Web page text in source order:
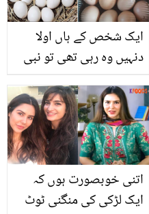
ایک شخص کے ہاں اولا
دنہیں وہ رہی تھی تو نبی
انڈے کھانے کا مشورہ دیا؟
اتنی خوبصورت ہوں کہ
ایک لڑکی کی منگنی ٹوٹ